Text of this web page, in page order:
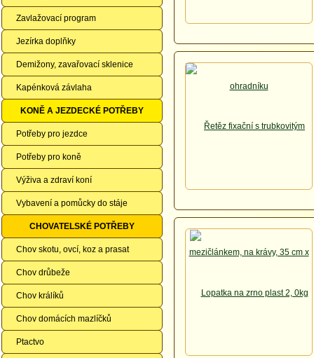
Zavlažovací program
Jezírka doplňky
Demižony, zavařovací sklenice
Kapénková závlaha
KONĚ A JEZDECKÉ POTŘEBY
Potřeby pro jezdce
Potřeby pro koně
Výživa a zdraví koní
Vybavení a pomůcky do stáje
CHOVATELSKÉ POTŘEBY
Chov skotu, ovcí, koz a prasat
Chov drůbeže
Chov králíků
Chov domácích mazlíčků
Ptactvo